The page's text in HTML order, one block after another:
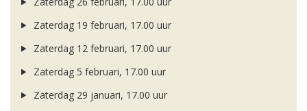
Zaterdag 19 februari, 17.00 uur
Zaterdag 12 februari, 17.00 uur
Zaterdag 5 februari, 17.00 uur
Zaterdag 29 januari, 17.00 uur